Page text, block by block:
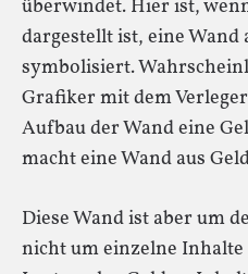
überwindet. Hier ist,
dargestellt ist, eine Wand
symbolisiert.
Grafiker mit dem
Aufbau der Wand eine
macht eine Wand aus
Diese Wand ist aber um
nicht um einzelne Inhalte